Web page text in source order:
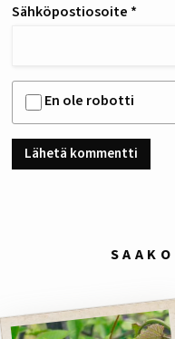
Sähköpostiosoite *
En ole robotti